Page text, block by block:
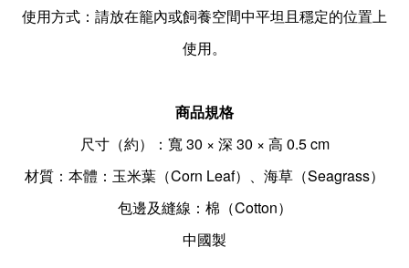
使用方式：請放在籠內或飼養空間中平坦且穩定的位置上
使用。
商品規格
尺寸（約）：寬 30 × 深 30 × 高 0.5 cm
材質：本體：玉米葉（Corn Leaf）、海草（Seagrass）
包邊及縫線：棉（Cotton）
中國製